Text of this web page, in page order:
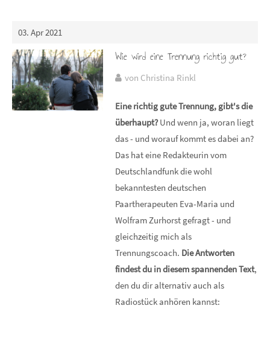
03. Apr 2021
Wie wird eine Trennung richtig gut?
von Christina Rinkl
Eine richtig gute Trennung, gibt's die
überhaupt?Und wenn ja, woran liegt
das - und worauf kommt es dabei an?
Das hat eine Redakteurin vom
Deutschlandfunk die wohl
bekanntesten deutschen
Paartherapeuten Eva-Maria und
Wolfram Zurhorst gefragt - und
gleichzeitig mich als
Trennungscoach. Die Antworten
findest du in diesem spannenden Text,
den du dir alternativ auch als
Radiostück anhören kannst: